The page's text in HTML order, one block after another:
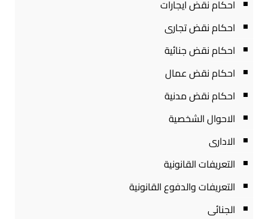
احكام نقض ايجارات
احكام نقض تجارى
احكام نقض جنائية
احكام نقض عمال
احكام نقض مدنية
الاحوال الشخصية
الادارى
التعريفات القانونية
التعريفات والدفوع القانونية
الجنائى